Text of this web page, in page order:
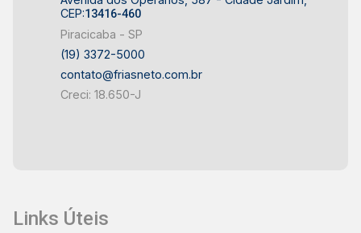
CEP:13416-460
Piracicaba - SP
(19) 3372-5000
contato@friasneto.com.br
Creci: 18.650-J
Links Úteis